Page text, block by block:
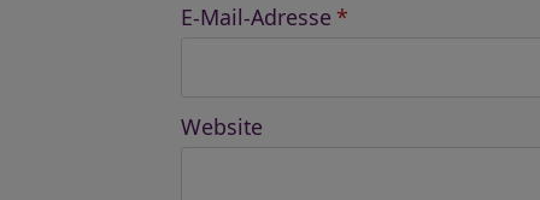
E-Mail-Adresse *
Website